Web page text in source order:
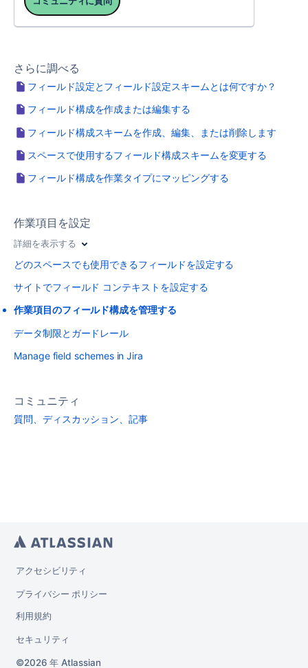
さらに調べる
フィールド設定とフィールド設定スキームとは何ですか？
フィールド構成を作成または編集する
フィールド構成スキームを作成、編集、または削除します
スペースで使用するフィールド構成スキームを変更する
フィールド構成を作業タイプにマッピングする
作業項目を設定
詳細を表示する
どのスペースでも使用できるフィールドを設定する
サイトでフィールド コンテキストを設定する
作業項目のフィールド構成を管理する
データ制限とガードレール
Manage field schemes in Jira
コミュニティ
質問、ディスカッション、記事
アクセシビリティ
プライバシー ポリシー
利用規約
セキュリティ
2026 年 Atlassian